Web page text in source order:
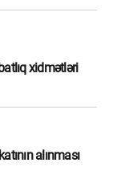
xidmətləri
alınması